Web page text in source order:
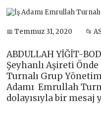
📅 Temmuz 31, 2020 📂
ABDULLAH YİĞİT-
Şeyhanlı Aşireti
Turnalı Grup
Adamı Emrullah
dolayısıyla bir mesaj